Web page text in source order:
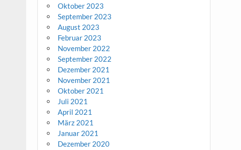
Oktober 2023
September 2023
August 2023
Februar 2023
November 2022
September 2022
Dezember 2021
November 2021
Oktober 2021
Juli 2021
April 2021
März 2021
Januar 2021
Dezember 2020